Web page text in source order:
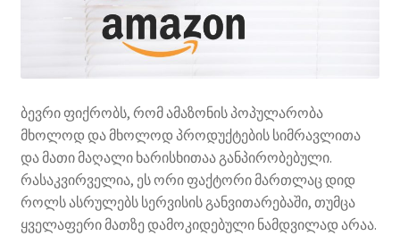
ბევრი ფიქრობს, რომ ამაზონის პოპულარობა
მხოლოდ და მხოლოდ პროდუქტების სიმრავლითა
და მათი მაღალი ხარისხითაა განპირობებული.
რასაკვირველია, ეს ორი ფაქტორი მართლაც დიდ
როლს ასრულებს სერვისის განვითარებაში, თუმცა
ყველაფერი მათზე დამოკიდებული ნამდვილად არაა.